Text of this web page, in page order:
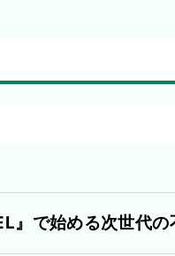
』で始める次世代の